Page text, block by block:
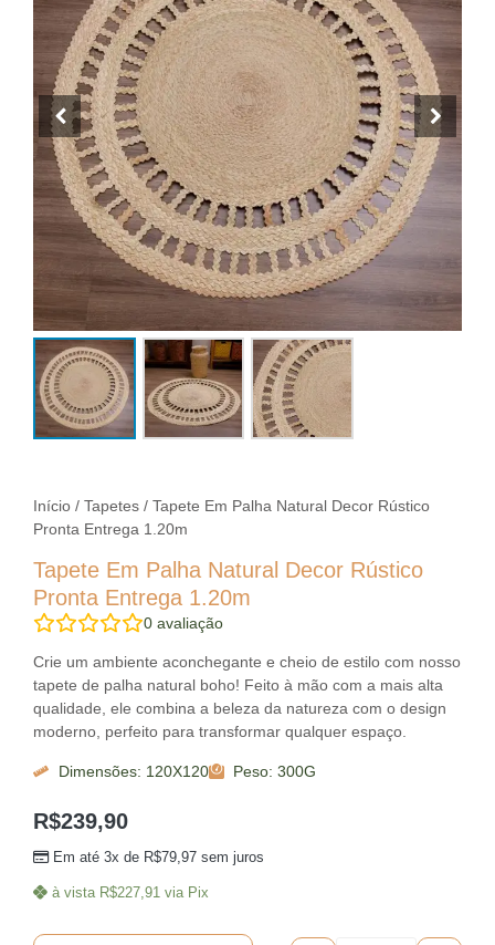
Início / Tapetes / Tapete Em Palha Natural Decor Rústico
Pronta Entrega 1.20m
Tapete Em Palha Natural Decor Rústico
Pronta Entrega 1.20m
0 avaliação
Crie um ambiente aconchegante e cheio de estilo com nosso
tapete de palha natural boho! Feito à mão com a mais alta
qualidade, ele combina a beleza da natureza com o design
moderno, perfeito para transformar qualquer espaço.
Dimensões: 120X120 Peso: 300G
R$239,90
Em até 3x de R$79,97 sem juros
à vista R$227,91 via Pix